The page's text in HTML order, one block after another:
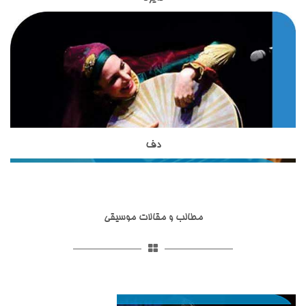
خود را در زمینه موسیقی گذرانده اند و با بیش از 18 سال سابقه
حساب می آیند.استاد مظاهری از شاگردان آقای ظریف بوده واز
بهترین شاگردان ایشان محسوب می شوند. استاد شاکری از دیگر
اساتید آموزشگاه موسیقی تاج بخش برای تدریس ساز تار و سه تار
به هنرجویان هستند. ساز تخصصی ایشان تار و سه تار است و
تحصیلات خود را در زمینه موسیقی ایرانی،آموزش موسیقی به
کودکان و گرافیک دنبال نموده اند.
ساز دایره یکی از ساز های کوبه ای اصیل ایرانی است که در
آموزشگاه موسیقی تاج بخش تدریس می شود.این ساز بسیار شبیه
شود با دف تفاوت هایی دارد.دایره از دف کوچکتر است و تعداد زنجیر
هایی که به آن وصل شده است از دف بسیار کمتر است. نواختن ساز
دایره در کشورهای آسیایی نظیر ایران, افغانستان , تاجیکستان و ...
ساز دف یکی از ساز های کوبه ای در موسیقی ایرانی است که از
مختلفی ساخته شده اند.ساز دف از ساز های کوبه ای با قدمت ایرانی
اصلی مجالس عیش و طرب و محافل اهل ذوق و عرفان و مجالس
صدایی بم تر است. استاد حدادی مدرس ساز دف در آموزشگاه
دف
صداسازی و آواز پاپ یکی از خدمات آموزشگاه موسیقی تاج بخش
صداسازی و آواز پاپ
مطالب و مقالات موسیقی